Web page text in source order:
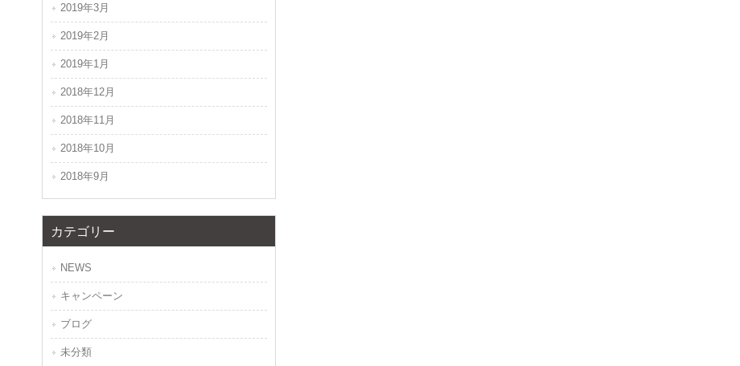
2019年3月
2019年2月
2019年1月
2018年12月
2018年11月
2018年10月
2018年9月
カテゴリー
NEWS
キャンペーン
ブログ
未分類